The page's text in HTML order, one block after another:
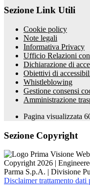
Sezione Link Utili
Cookie policy
Note legali
Informativa Privacy
Ufficio Relazioni
Dichiarazione di
Obiettivi di
Whistleblowing
Gestione consensi
Amministrazione
Pagina visualizzata
Sezione Copyright
Copyright 2026 |
Parma S.p.A. | Divisione
Disclaimer trattamento dati